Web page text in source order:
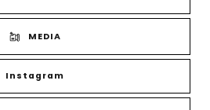
MEDIA
Instagram